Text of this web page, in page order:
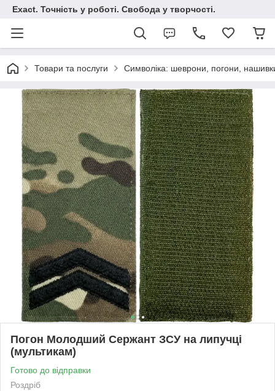
Exact. Точність у роботі. Свобода у творчості.
Товари та послуги Символіка: шеврони, погони,
Погон Молодший Сержант ЗСУ на липучці
(мультикам)
Готово до відправки
Роздріб